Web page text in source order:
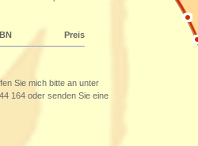
Preis
Sie mich bitte an unter
164 oder senden Sie eine